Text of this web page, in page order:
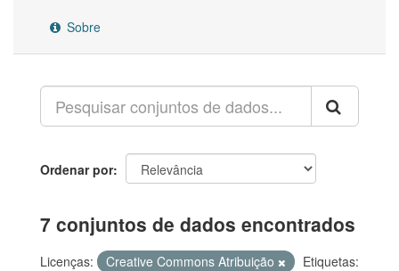
Sobre
Ordenar por
7 conjuntos de dados encontrados
Licenças: Creative Commons Atribuição
Etiquetas: